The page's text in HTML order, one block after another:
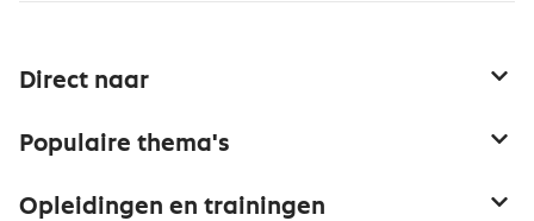
Direct naar
Netwerk en communities
Populaire thema's
Opleidingen en trainingen